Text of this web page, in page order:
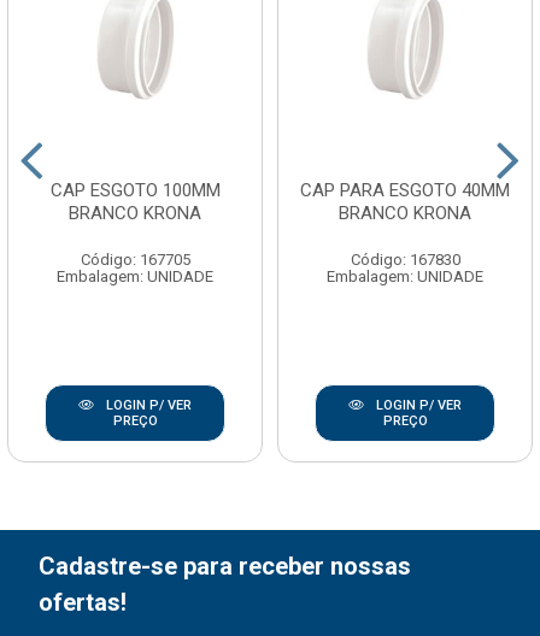
CAP ESGOTO 100MM
BRANCO KRONA
Código: 167705
Embalagem: UNIDADE
LOGIN P/ VER
PREÇO
CAP PARA ESGOTO 40MM
BRANCO KRONA
Código: 167830
Embalagem: UNIDADE
LOGIN P/ VER
PREÇO
Cadastre-se para receber nossas
ofertas!